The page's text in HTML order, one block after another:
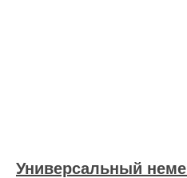
Универсальный